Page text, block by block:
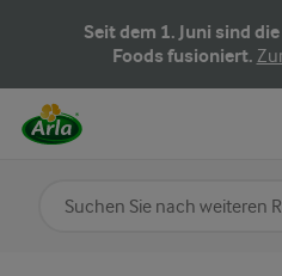
Seit dem 1. Juni sind
Foods fusioniert.
Nach Kategorie suchen